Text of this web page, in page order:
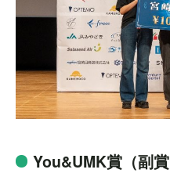
You&UMK賞（副賞